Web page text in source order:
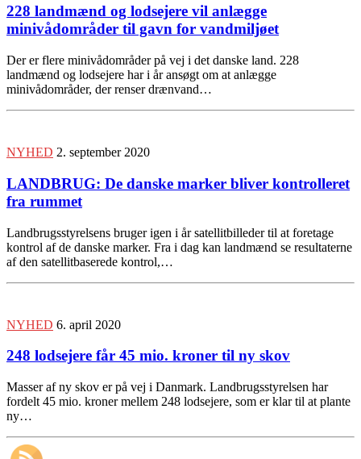
228 landmænd og lodsejere vil anlægge
minivådområder til gavn for vandmiljøet
Der er flere minivådområder på vej i det danske land. 228
landmænd og lodsejere har i år ansøgt om at anlægge
minivådområder, der renser drænvand…
NYHED 2. september 2020
LANDBRUG: De danske marker bliver kontrolleret
fra rummet
Landbrugsstyrelsens bruger igen i år satellitbilleder til at foretage
kontrol af de danske marker. Fra i dag kan landmænd se resultaterne
af den satellitbaserede kontrol,…
NYHED 6. april 2020
248 lodsejere får 45 mio. kroner til ny skov
Masser af ny skov er på vej i Danmark. Landbrugsstyrelsen har
fordelt 45 mio. kroner mellem 248 lodsejere, som er klar til at plante
ny…